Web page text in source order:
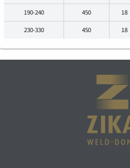
18
450
190-240
18
450
230-330